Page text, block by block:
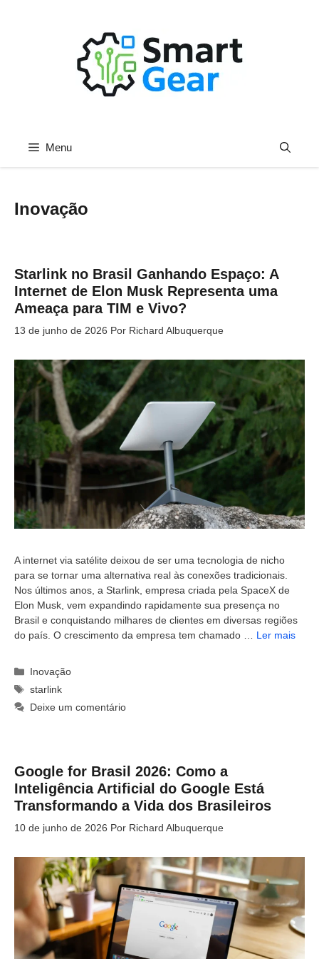
Menu
Inovação
Starlink no Brasil Ganhando Espaço: A
Internet de Elon Musk Representa uma
Ameaça para TIM e Vivo?
13 de junho de 2026 Por Richard Albuquerque
A internet via satélite deixou de ser uma tecnologia de nicho
para se tornar uma alternativa real às conexões tradicionais.
Nos últimos anos, a Starlink, empresa criada pela SpaceX de
Elon Musk, vem expandindo rapidamente sua presença no
Brasil e conquistando milhares de clientes em diversas regiões
do país. O crescimento da empresa tem chamado … Ler mais
Categorias
Inovação
Tags
starlink
Deixe um comentário
Google for Brasil 2026: Como a
Inteligência Artificial do Google Está
Transformando a Vida dos Brasileiros
10 de junho de 2026 Por Richard Albuquerque